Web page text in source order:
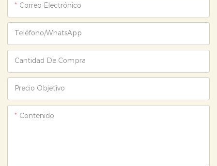
Correo Electrónico
Teléfono/WhatsApp
Cantidad De Compra
Precio Objetivo
Contenido